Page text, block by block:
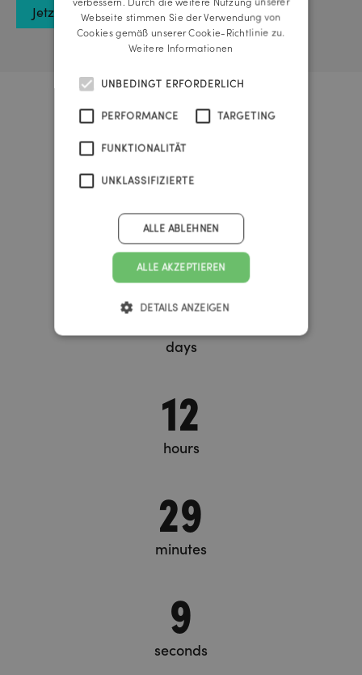
Jetzt anmelden
Urknall Timer
37
years
341
days
12
hours
29
minutes
10
seconds
Webseite stimmen Sie der Verwendung von
Cookies gemäß unserer Cookie-Richtlinie zu.
Weitere Informationen
UNBEDINGT ERFORDERLICH
PERFORMANCE TARGETING
FUNKTIONALITÄT
UNKLASSIFIZIERTE
ALLE AKZEPTIEREN
ALLE ABLEHNEN
DETAILS ANZEIGEN